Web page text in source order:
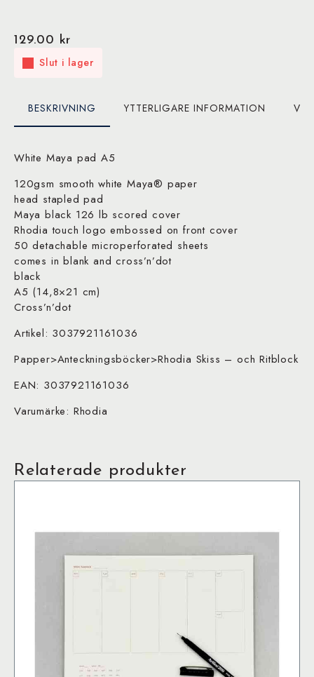
129.00 kr
Slut i lager
BESKRIVNING YTTERLIGARE INFORMATION
White Maya pad A5
120gsm smooth white Maya® paper
head stapled pad
Maya black 126 lb scored cover
Rhodia touch logo embossed on front cover
50 detachable microperforated sheets
comes in blank and cross’n’dot
black
A5 (14,8×21 cm)
Cross’n’dot
Artikel: 3037921161036
Papper>Anteckningsböcker>Rhodia Skiss – och Ritblock
EAN: 3037921161036
Varumärke: Rhodia
Relaterade produkter